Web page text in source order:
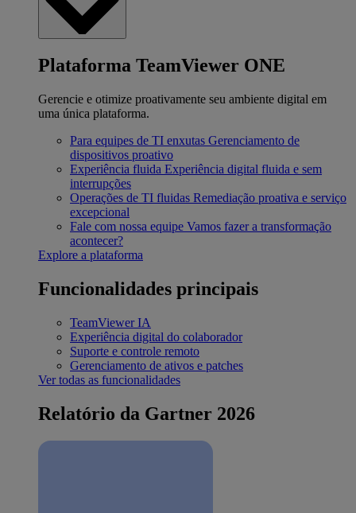
Plataforma TeamViewer ONE
Gerencie e otimize proativamente seu ambiente digital em
uma única plataforma.
Para equipes de TI enxutas Gerenciamento de
dispositivos proativo
Experiência fluida Experiência digital fluida e sem
interrupções
Operações de TI fluidas Remediação proativa e serviço
excepcional
Fale com nossa equipe Vamos fazer a transformação
acontecer?
Explore a plataforma
Funcionalidades principais
TeamViewer IA
Experiência digital do colaborador
Suporte e controle remoto
Gerenciamento de ativos e patches
Ver todas as funcionalidades
Relatório da Gartner 2026